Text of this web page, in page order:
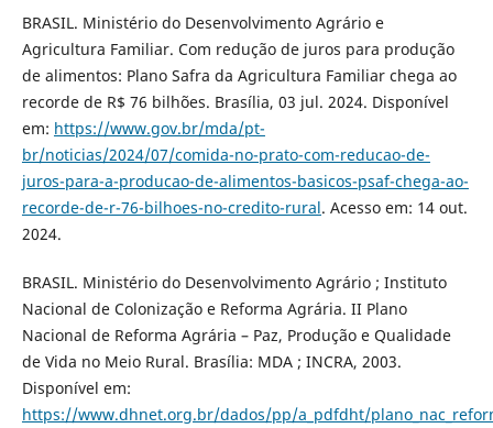
BRASIL. Ministério do Desenvolvimento Agrário e
Agricultura Familiar. Com redução de juros para produção
de alimentos: Plano Safra da Agricultura Familiar chega ao
recorde de R$ 76 bilhões. Brasília, 03 jul. 2024. Disponível
em: https://www.gov.br/mda/pt-
br/noticias/2024/07/comida-no-prato-com-reducao-de-
juros-para-a-producao-de-alimentos-basicos-psaf-chega-ao-
recorde-de-r-76-bilhoes-no-credito-rural. Acesso em: 14 out.
2024.
BRASIL. Ministério do Desenvolvimento Agrário ; Instituto
Nacional de Colonização e Reforma Agrária. II Plano
Nacional de Reforma Agrária – Paz, Produção e Qualidade
de Vida no Meio Rural. Brasília: MDA ; INCRA, 2003.
Disponível em:
https://www.dhnet.org.br/dados/pp/a_pdfdht/